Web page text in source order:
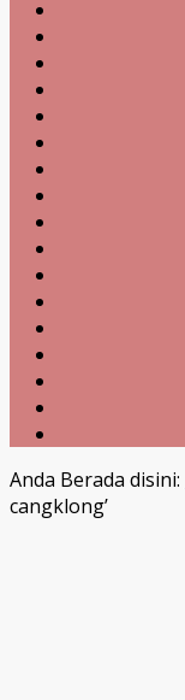
Anda Berada disini:
cangklong’